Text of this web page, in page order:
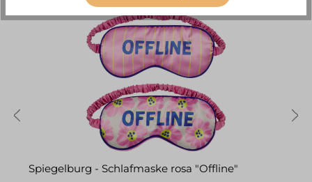
Spiegelburg - Schlafmaske rosa "Offline"